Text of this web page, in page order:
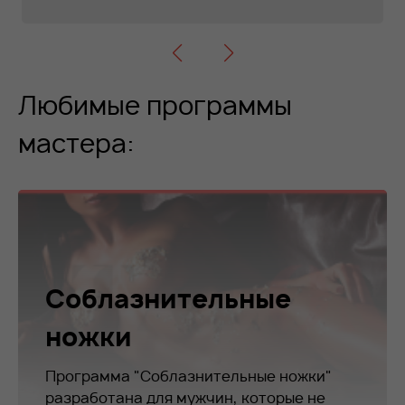
Любимые программы
мастера:
Соблазнительные
ножки
Программа "Соблазнительные ножки"
разработана для мужчин, которые не